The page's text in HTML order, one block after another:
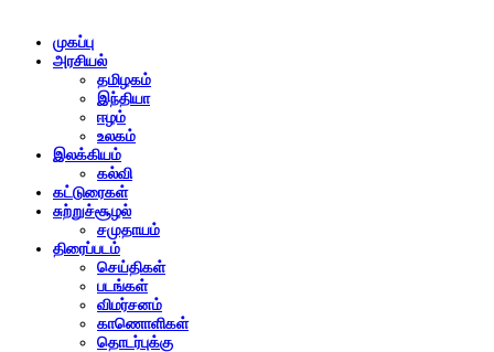
முகப்பு
அரசியல்
தமிழகம்
இந்தியா
ஈழம்
உலகம்
இலக்கியம்
கல்வி
கட்டுரைகள்
சுற்றுச்சூழல்
சமுதாயம்
திரைப்படம்
செய்திகள்
படங்கள்
விமர்சனம்
காணொளிகள்
தொடர்புக்கு